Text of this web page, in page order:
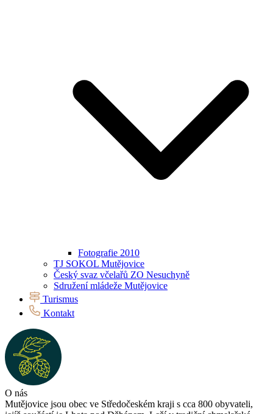
Fotografie 2010
TJ SOKOL Mutějovice
Český svaz včelařů ZO Nesuchyně
Sdružení mládeže Mutějovice
Turismus
Kontakt
O nás
Mutějovice jsou obec ve Středočeském kraji s cca 800 obyvateli,